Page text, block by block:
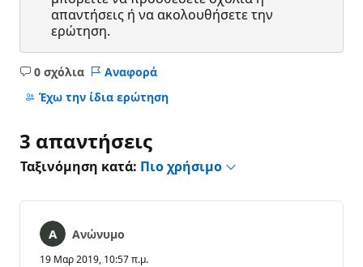
απαντήσεις ή να ακολουθήσετε την
ερώτηση.
0 σχόλια
Κανένα
σχόλιο
Αναφορά
Έχω την ίδια ερώτηση
3 απαντήσεις
Ταξινόμηση κατά: Πιο χρήσιμο
Ανώνυμο
19 Μαρ 2019, 10:57 π.μ.